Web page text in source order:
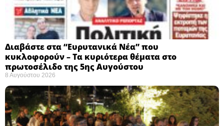
Διαβάστε στα “Ευρυτανικά Νέα” που
κυκλοφορούν – Τα κυριότερα θέματα στο
πρωτοσέλιδο της 5ης Αυγούστου
8 Αυγούστου 2026